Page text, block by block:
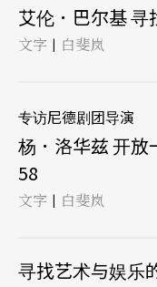
艾伦．巴尔基
文字 | 白斐岚
专访尼德剧团导演
杨．洛华兹 开
58
文字 | 白斐岚
寻找艺术与娱乐